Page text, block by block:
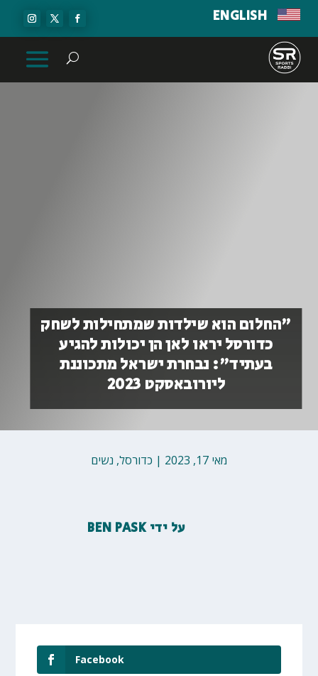
ENGLISH
"החלום הוא שילדות שמתחילות לשחק
כדורסל יראו לאן הן יכולות להגיע
בעתיד": נבחרת ישראל מתכוננת
ליורובאסקט 2023
מאי 17, 2023 | כדורסל, נשים
על ידיBEN PASK
Facebook